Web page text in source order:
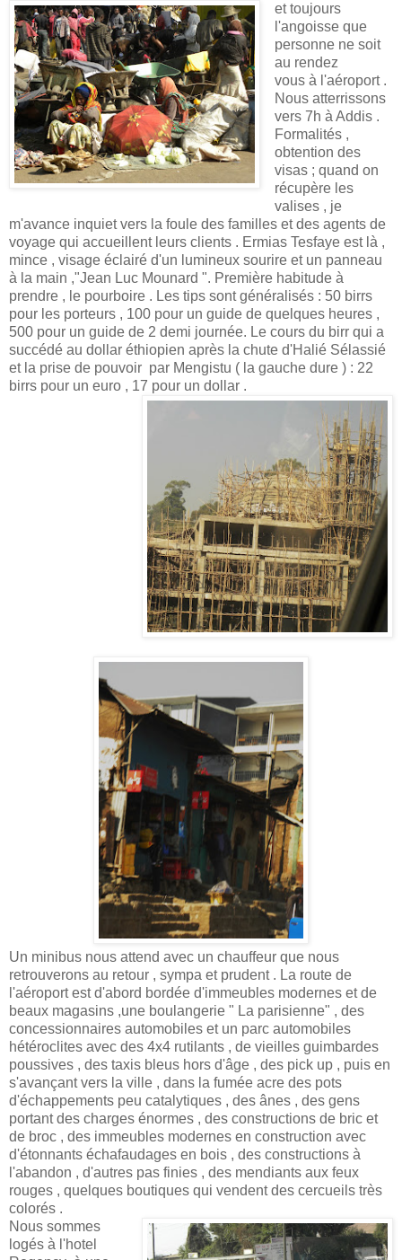
et toujours
l'angoisse que
personne ne soit
au rendez
vous à l'aéroport .
Nous atterrissons
vers 7h à Addis .
Formalités ,
obtention des
visas ; quand on
récupère les
valises , je
m'avance inquiet vers la foule des familles et des agents de
voyage qui accueillent leurs clients . Ermias Tesfaye est là ,
mince , visage éclairé d'un lumineux sourire et un panneau
à la main ,"Jean Luc Mounard ". Première habitude à
prendre , le pourboire . Les tips sont généralisés : 50 birrs
pour les porteurs , 100 pour un guide de quelques heures ,
500 pour un guide de 2 demi journée. Le cours du birr qui a
succédé au dollar éthiopien après la chute d'Halié Sélassié
et la prise de pouvoir par Mengistu ( la gauche dure ) : 22
birrs pour un euro , 17 pour un dollar .
Un minibus nous attend avec un chauffeur que nous
retrouverons au retour , sympa et prudent . La route de
l'aéroport est d'abord bordée d'immeubles modernes et de
beaux magasins ,une boulangerie " La parisienne" , des
concessionnaires automobiles et un parc automobiles
hétéroclites avec des 4x4 rutilants , de vieilles guimbardes
poussives , des taxis bleus hors d'âge , des pick up , puis en
s'avançant vers la ville , dans la fumée acre des pots
d'échappements peu catalytiques , des ânes , des gens
portant des charges énormes , des constructions de bric et
de broc , des immeubles modernes en construction avec
d'étonnants échafaudages en bois , des constructions à
l'abandon , d'autres pas finies , des mendiants aux feux
rouges , quelques boutiques qui vendent des cercueils très
colorés .
Nous sommes
logés à l'hotel